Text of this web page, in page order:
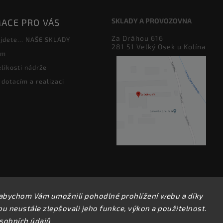
Vám umožnili pohodlné prohlížení webu a díky
neustále zlepšovali jeho funkce, výkon a použitelnost.
údajů
PRO VÁS
NAŠE SKLADY
nádrže
a realizaci
SKLADY A PROVOZOVNA
Za Dráhou 616
281 51 Velký Osek u Kolína
Copyright 2026perfect factory. Všechna práva vyhrazena.
Upravit nastavení cookies